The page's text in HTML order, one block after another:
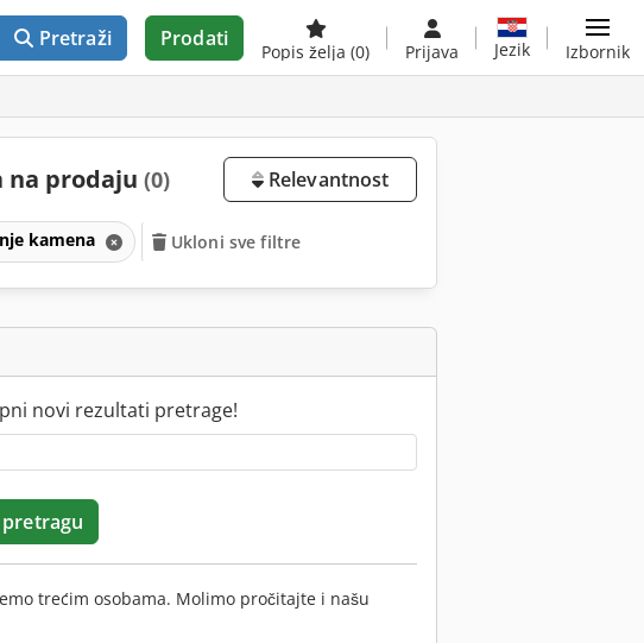
Pretraži Prodati
Popis želja (0) Prijava Jezik Izbornik
na prodaju (0) Relevantnost
kamena Ukloni sve filtre
novi rezultati pretrage!
trećim osobama. Molimo pročitajte i našu